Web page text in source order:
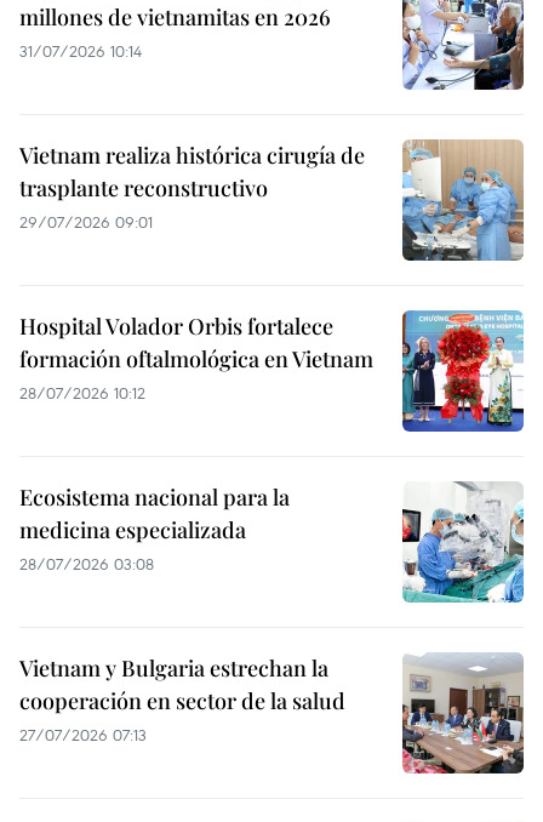
millones de vietnamitas en 2026
31/07/2026 10:14
Vietnam realiza histórica cirugía de
trasplante reconstructivo
29/07/2026 09:01
Hospital Volador Orbis fortalece
formación oftalmológica en Vietnam
28/07/2026 10:12
Ecosistema nacional para la
medicina especializada
28/07/2026 03:08
Vietnam y Bulgaria estrechan la
cooperación en sector de la salud
27/07/2026 07:13